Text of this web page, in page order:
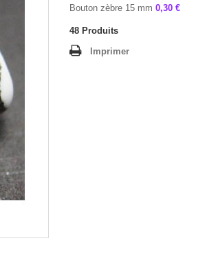
Bouton zèbre 15 mm 0,30 €
48 Produits
Imprimer